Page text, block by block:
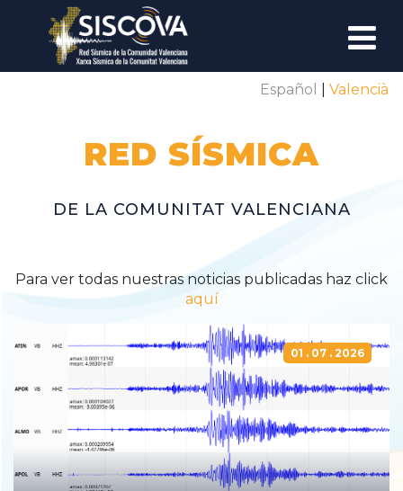
¿QUÉ ES UN TERREMOTO?
TERREMOTOS REGISTRADOS
SISMOGRAMA EN DIRECTO
CONTACTO
CONTACTA CON NOSOTROS
Español Valencià
RED SÍSMICA
DE LA COMUNITAT VALENCIANA
Para ver todas nuestras noticias publicadas haz click
aquí
01 . 07 . 2026